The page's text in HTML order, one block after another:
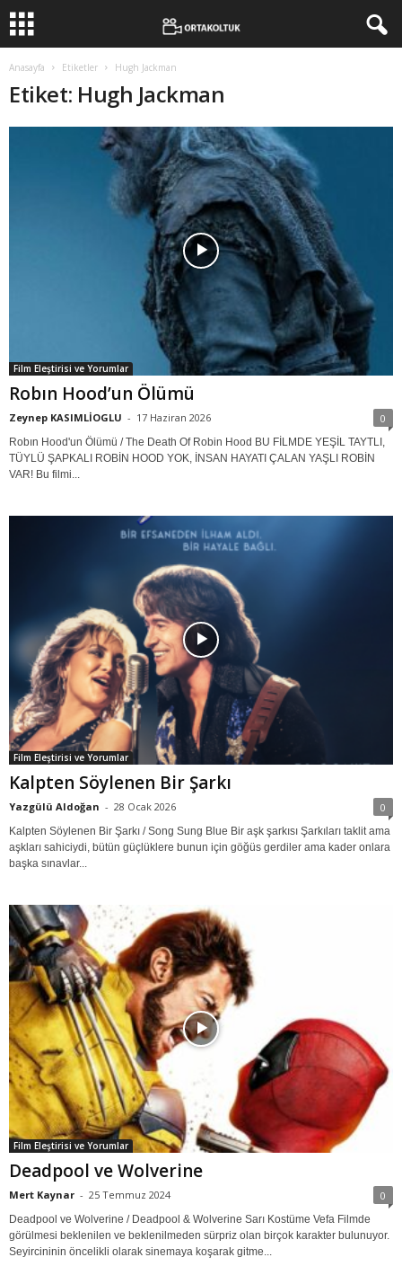
Anasayfa Etiketler Hugh Jackman
Etiket: Hugh Jackman
Film Eleştirisi ve Yorumlar
Robın Hood’un Ölümü
Zeynep KASIMLİOGLU - 17 Haziran 2026 0
Robın Hood'un Ölümü / The Death Of Robin Hood BU FİLMDE YEŞİL TAYTLI,
TÜYLÜ ŞAPKALI ROBİN HOOD YOK, İNSAN HAYATI ÇALAN YAŞLI ROBİN
VAR! Bu filmi...
Film Eleştirisi ve Yorumlar
Kalpten Söylenen Bir Şarkı
Yazgülü Aldoğan - 28 Ocak 2026 0
Kalpten Söylenen Bir Şarkı / Song Sung Blue Bir aşk şarkısı Şarkıları taklit ama
aşkları sahiciydi, bütün güçlüklere bunun için göğüs gerdiler ama kader onlara
başka sınavlar...
Film Eleştirisi ve Yorumlar
Deadpool ve Wolverine
Mert Kaynar - 25 Temmuz 2024 0
Deadpool ve Wolverine / Deadpool & Wolverine Sarı Kostüme Vefa Filmde
görülmesi beklenilen ve beklenilmeden sürpriz olan birçok karakter bulunuyor.
Seyircininin öncelikli olarak sinemaya koşarak gitme...